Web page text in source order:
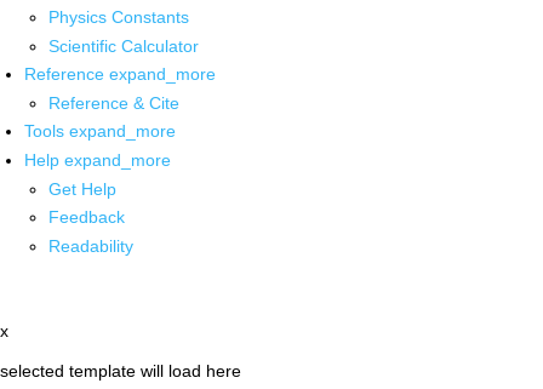
Physics Constants
Scientific Calculator
Reference expand_more
Reference & Cite
Tools expand_more
Help expand_more
Get Help
Feedback
Readability
x
selected template will load here